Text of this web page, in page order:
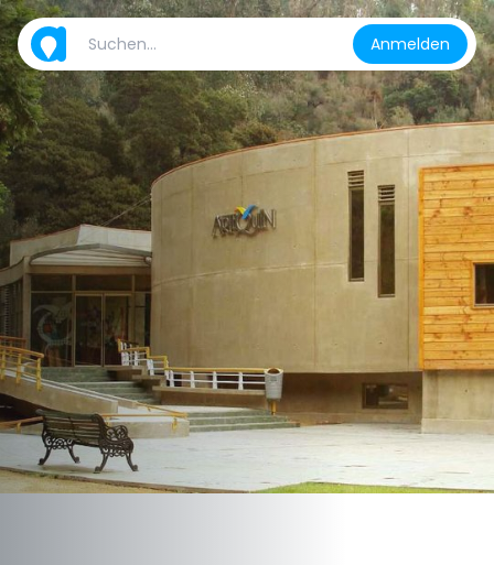
Anmelden